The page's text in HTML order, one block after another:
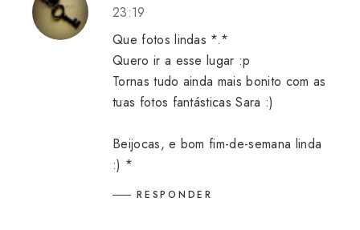
23:19
Que fotos lindas *.*
Quero ir a esse lugar :p
Tornas tudo ainda mais bonito com as
tuas fotos fantásticas Sara :)
Beijocas, e bom fim-de-semana linda
:) *
RESPONDER